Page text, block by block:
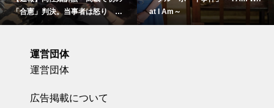
「合憲」判決。当事者は怒り 東
京地裁で
at I Am～
運営団体
運営団体
広告掲載について